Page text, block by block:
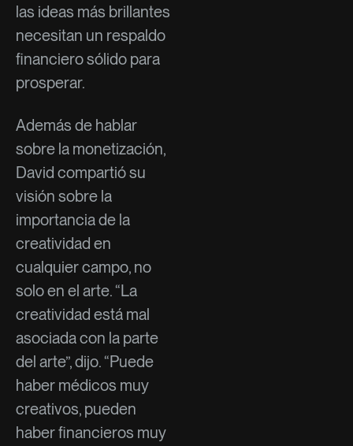
las ideas más brillantes
necesitan un respaldo
financiero sólido para
prosperar.
Además de hablar
sobre la monetización,
David compartió su
visión sobre la
importancia de la
creatividad en
cualquier campo, no
solo en el arte. “La
creatividad está mal
asociada con la parte
del arte”, dijo. “Puede
haber médicos muy
creativos, pueden
haber financieros muy